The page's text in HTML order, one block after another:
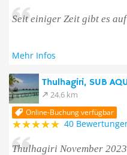
Seit einiger Zeit gibt es
Mehr Infos
Thulhagiri, SUB
24.6 km
Online-Buchung verfügbar
40
Thulhagiri November 2023